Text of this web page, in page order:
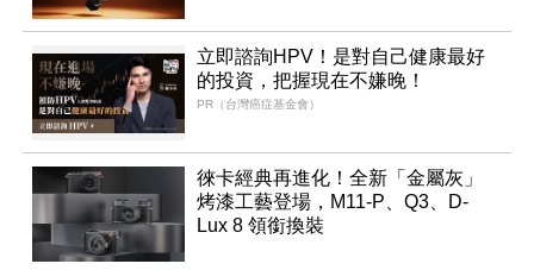
立即諮詢HPV！是對自己健康最好
的投資，把握現在不嫌晚！
PR（台灣癌症基金會）
徠卡經典再進化！全新「金屬灰」
烤漆工藝登場，M11-P、Q3、D-
Lux 8 領銜換裝